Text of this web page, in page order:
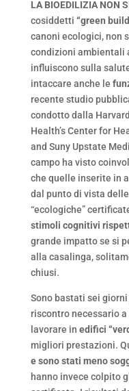
LA BIOEDILIZIA NON
cosiddetti “green
canoni ecologici, non
condizioni ambientali
influiscono sulla
intaccare anche le
recente studio
condotto dalla
Health’s Center for
and Suny Upstate
campo ha visto
che quelle inserite in
dal punto di vista
“ecologiche”
stimoli cognitivi
grande impatto se si
alla casalinga,
chiusi.
Sono bastati sei
riscontro necessario
lavorare in edifici
migliori prestazioni.
e sono stati meno
hanno invece colpito